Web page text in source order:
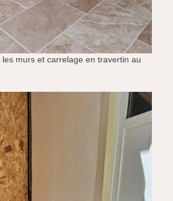
murs et carrelage en travertin au